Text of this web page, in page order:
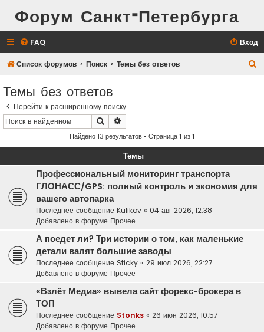
Форум Санкт-Петербурга
FAQ Вход
Список форумов Поиск Темы без ответов
Темы без ответов
Перейти к расширенному поиску
Поиск
Найдено 13 результатов • Страница1 из1
Темы
Профессиональный мониторинг транспорта
ГЛОНАСС/GPS: полный контроль и экономия для
вашего автопарка
Последнее сообщение Kulikov « 04 авг 2026, 12:38
Добавлено в форуме Прочее
А поедет ли? Три истории о том, как маленькие
детали валят большие заводы
Последнее сообщение Sticky « 29 июл 2026, 22:27
Добавлено в форуме Прочее
«Взлёт Медиа» вывела сайт форекс-брокера в
ТОП
Последнее сообщение Stonks « 26 июн 2026, 10:57
Добавлено в форуме Прочее